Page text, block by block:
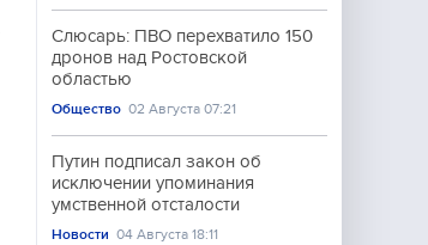
Слюсарь: ПВО перехватило 150
дронов над Ростовской
областью
Общество 02 Августа 07:21
Путин подписал закон об
исключении упоминания
умственной отсталости
Новости 04 Августа 18:11